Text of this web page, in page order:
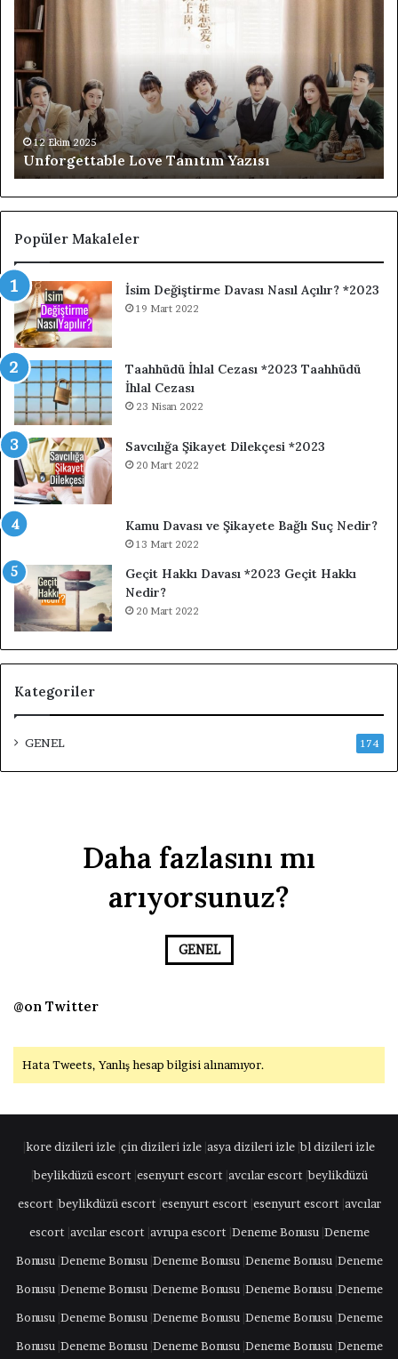
Ekim 2025
Love Tanıtım Yazısı
Flowers
Tayland
Dizisi
Tanıtım
Yazısı
12
F4
Popüler Makaleler
İsim Değiştirme Davası Nasıl Açılır? *2023
19 Mart 2022
Taahhüdü İhlal Cezası *2023 Taahhüdü
İhlal Cezası
23 Nisan 2022
Savcılığa Şikayet Dilekçesi *2023
20 Mart 2022
Kamu Davası ve Şikayete Bağlı Suç Nedir?
13 Mart 2022
Geçit Hakkı Davası *2023 Geçit Hakkı
Nedir?
20 Mart 2022
Kategoriler
GENEL 174
Daha fazlasını mı
arıyorsunuz?
GENEL
@on Twitter
Hata Tweets, Yanlış hesap bilgisi alınamıyor.
kore dizileri izle çin dizileri izle asya dizileri izle |bl dizileri izle
|beylikdüzü escort esenyurt escort avcılar escort |beylikdüzü
escort |beylikdüzü escort esenyurt escort esenyurt escort avcılar
escort avcılar escort avrupa escort Deneme Bonusu| Deneme
Bonusu| Deneme Bonusu| Deneme Bonusu| Deneme Bonusu| Deneme
Bonusu| Deneme Bonusu| Deneme Bonusu| Deneme Bonusu| Deneme
Bonusu| Deneme Bonusu| Deneme Bonusu| Deneme Bonusu| Deneme
Bonusu| Deneme Bonusu| Deneme Bonusu| Deneme Bonusu| Deneme